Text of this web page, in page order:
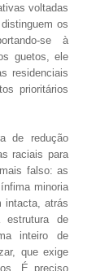
voltadas
os
se à
guetos, ele
residenciais
prioritários
de redução
raciais para
falso: as
minoria
intacta, atrás
estrutura de
inteiro de
que exige
É preciso